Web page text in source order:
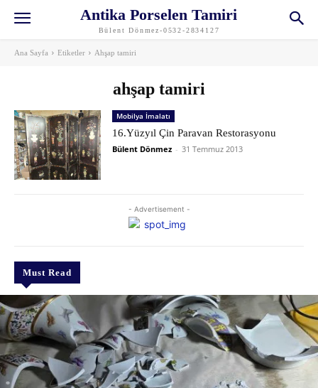
Antika Porselen Tamiri
Bülent Dönmez-0532-2834127
Ana Sayfa Etiketler Ahşap tamiri
ahşap tamiri
- Advertisement -
Must Read
Mobilya İmalatı
16.Yüzyıl Çin Paravan Restorasyonu
Bülent Dönmez - 31 Temmuz 2013